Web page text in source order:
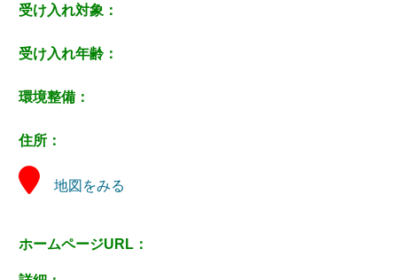
受け入れ対象：
受け入れ年齢：
環境整備：
住所：
地図をみる
ホームページURL：